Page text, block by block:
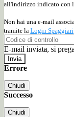
all'indirizzo indicato con
Non hai una e-mail
tramite la Login Spaggiari
E-mail inviata, si
Errore
Chiudi
Successo
Chiudi